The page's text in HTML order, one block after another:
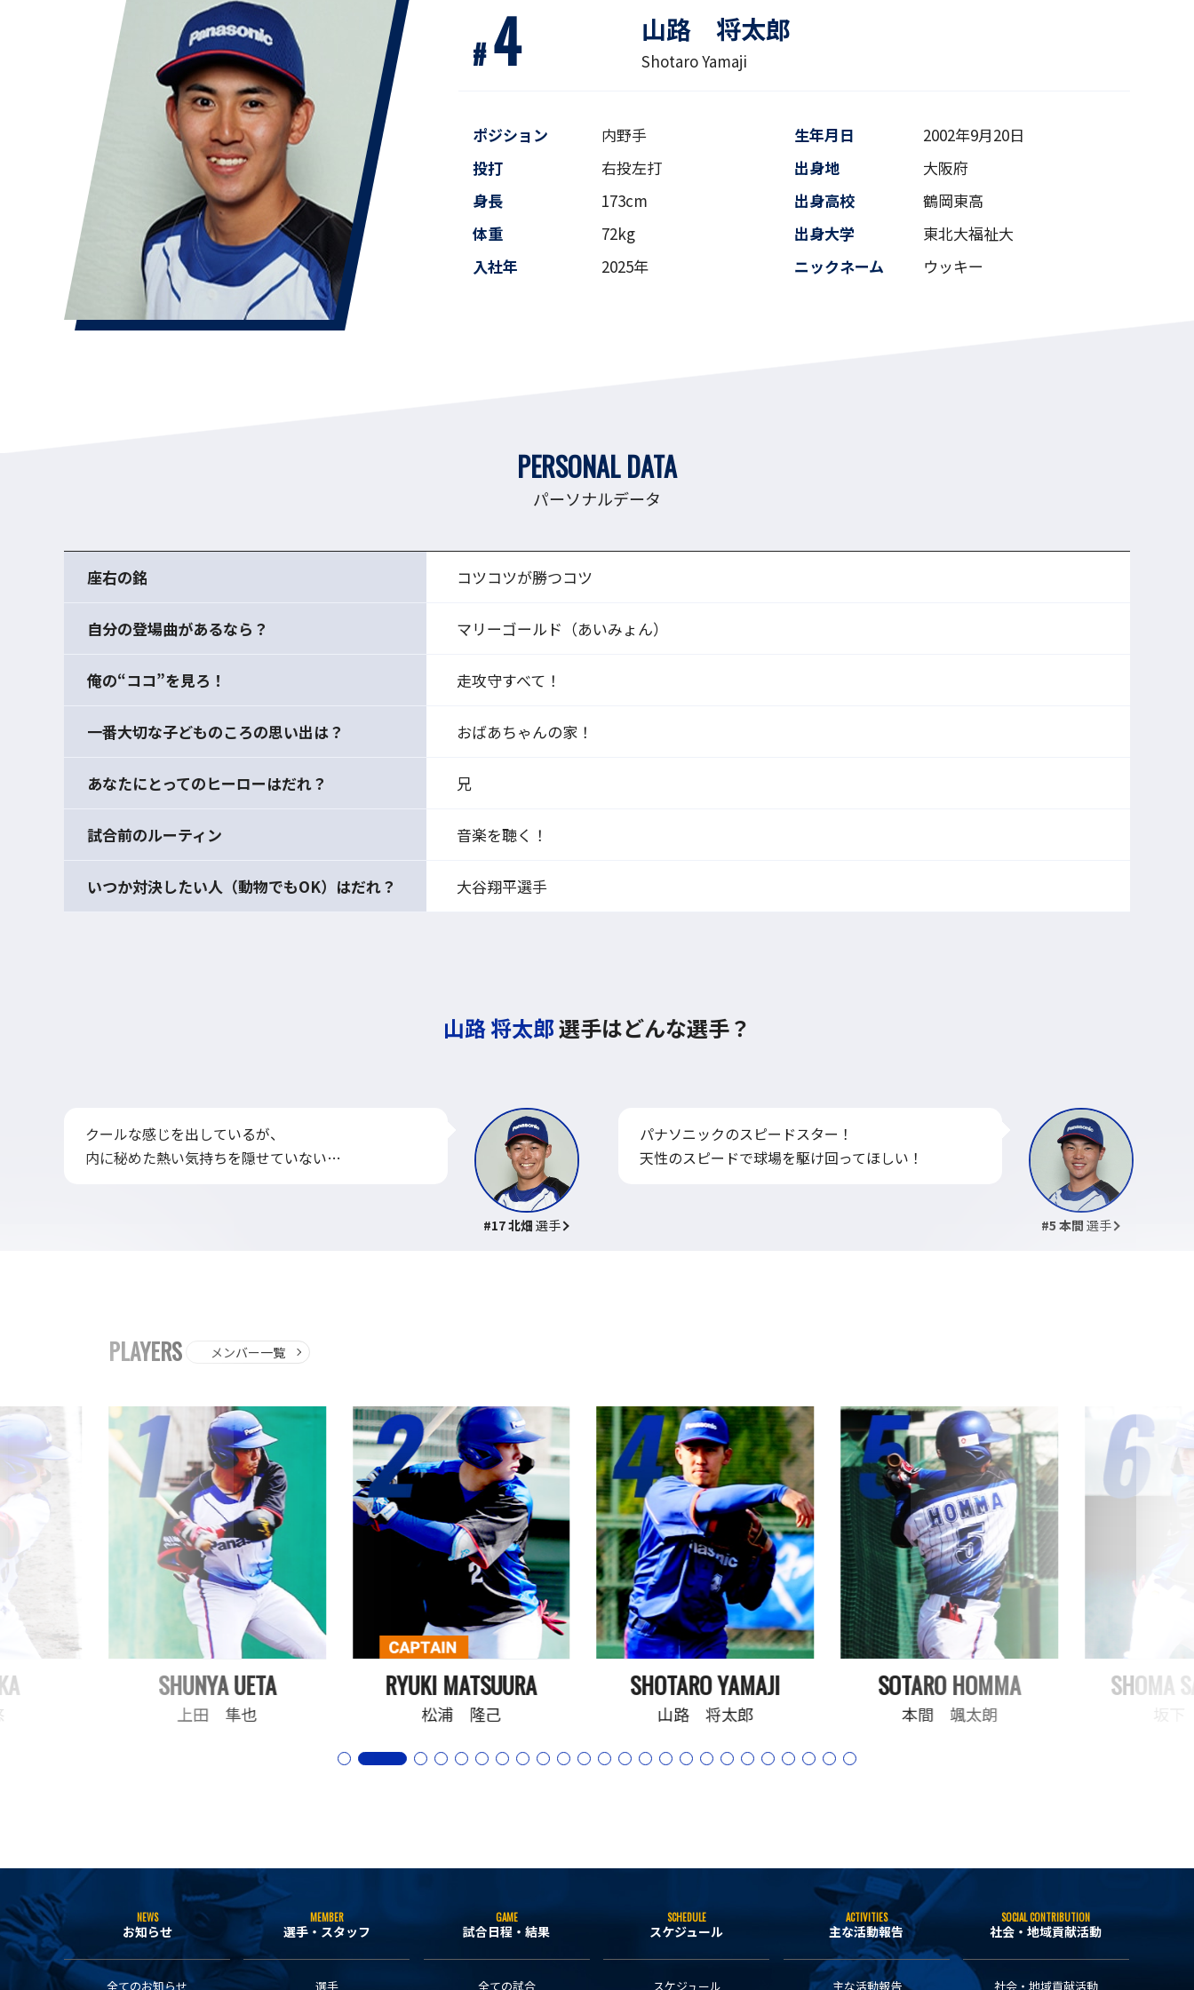
# 4 山路 将太郎
Shotaro Yamaji
ポジション
内野手
投打
右投左打
身長
173cm
体重
72kg
入社年
2025年
生年月日
2002年9月20日
出身地
大阪府
出身高校
鶴岡東高
出身大学
東北大福祉大
ニックネーム
ウッキー
PERSONAL DATA
パーソナルデータ
座右の銘 コツコツが勝つコツ
自分の登場曲があるなら？ マリーゴールド（あいみょん）
俺の“ココ”を見ろ！ 走攻守すべて！
一番大切な子どものころの思い出は？ おばあちゃんの家！
あなたにとってのヒーローはだれ？ 兄
試合前のルーティン 音楽を聴く！
いつか対決したい人（動物でもOK）はだれ？ 大谷翔平選手
山路 将太郎選手はどんな選手？
#17 北畑 選手
クールな感じを出しているが、
内に秘めた熱い気持ちを隠せていない…
パナソニックのスピードスター！
天性のスピードで球場を駆け回ってほしい！
#5 本間 選手
PLAYERS
SHUNYA UETA
上田 隼也
RYUKI MATSUURA
松浦 隆己
SHOTARO YAMAJI
山路 将太郎
SOTARO HOMMA
本間 颯太朗
SHOMA
メンバー一覧
NEWS
お知らせ
全てのお知らせ
MEMBER
選手・スタッフ
選手
GAME
試合日程・結果
全ての試合
SCHEDULE
スケジュール
スケジュール
ACTIVITIES
主な活動報告
主な活動報告
SOCIAL CONTRIBUTION
社会・地域貢献活動
社会・地域貢献活動